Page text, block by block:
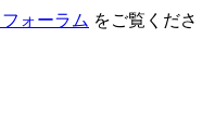
ォーラム をご覧くださ